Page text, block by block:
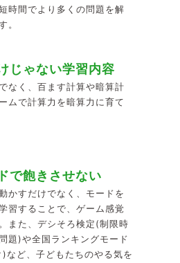
時間でより多くの問題を解
。
じゃない学習内容
なく、百ます計算や暗算計
ムで計算力を暗算力に育て
で飽きさせない
かすだけでなく、モードを
習することで、ゲーム感覚
また、デシそろ検定(制限時
題)や全国ランキングモード
など、子どもたちのやる気を